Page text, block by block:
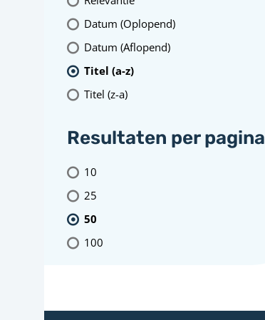
Datum (Oplopend)
Datum (Aflopend)
Titel (a-z)
Titel (z-a)
Resultaten per pagina
10
25
50
100